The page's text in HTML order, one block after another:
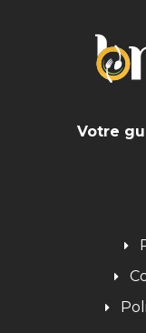
Votre